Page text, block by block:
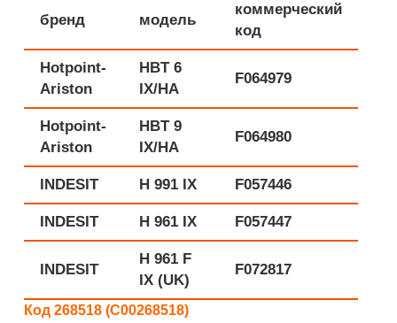
бренд модель
коммерческий
код
Hotpoint-
Ariston
HBT 6
IX/HA
F064979
Hotpoint-
Ariston
HBT 9
IX/HA
F064980
INDESIT H 991 IX F057446
INDESIT H 961 IX F057447
INDESIT
H 961 F
IX (UK)
F072817
Код 268518 (C00268518)